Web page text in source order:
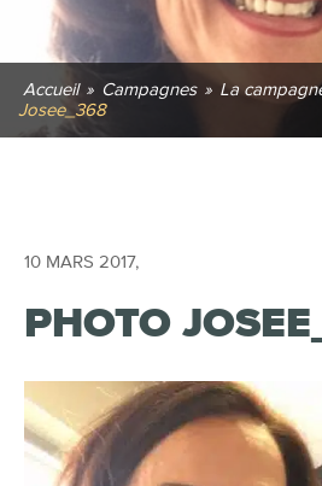
Accueil » Campagnes » La
Josee_368
10 MARS 2017,
PHOTO